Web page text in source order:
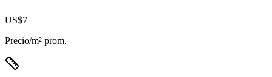
US$7
Precio/m² prom.